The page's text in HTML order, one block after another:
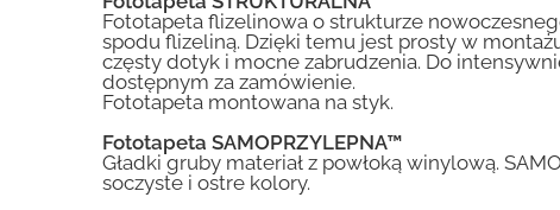
Fototapeta flizelinowa o strukturze
spodu flizeliną. Dzięki temu jest prosty w
częsty dotyk i mocne zabrudzenia. Do
dostępnym za zamówienie.
Fototapeta montowana na styk.
Fototapeta SAMOPRZYLEPNA™
Gładki gruby materiał z powłoką winylową.
soczyste i ostre kolory.